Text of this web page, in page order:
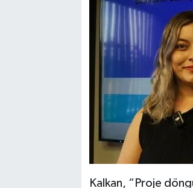
Kalkan, “Proje